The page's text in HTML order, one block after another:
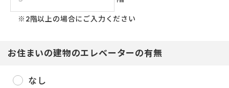
※2階以上の場合にご入力ください
お住まいの建物のエレベーターの有無
なし